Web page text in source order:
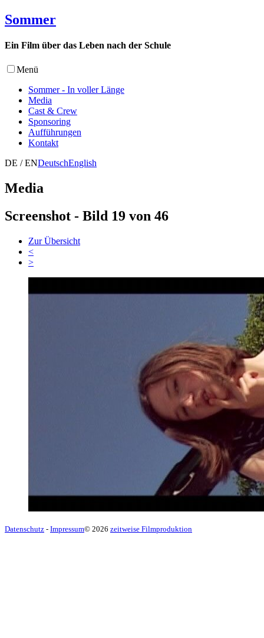
Sommer
Ein Film über das Leben nach der Schule
Menü
Sommer - In voller Länge
Media
Cast & Crew
Sponsoring
Aufführungen
Kontakt
DE / ENDeutschEnglish
Media
Screenshot - Bild 19 von 46
Zur Übersicht
<
>
Datenschutz - Impressum© 2026 zeitweise Filmproduktion